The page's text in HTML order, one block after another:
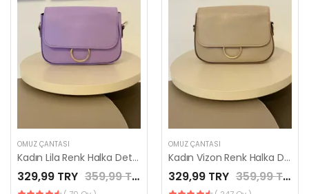
OMUZ ÇANTASI
Kadın Lila Renk Halka Detaylı Kutu Model El Çantası / LES MINORIA
329,99 TRY 359,99 TRY
OMUZ ÇANTASI
Kadın Vizon Renk Halka Detaylı Kutu Model El Çantası / LES MINORIA
329,99 TRY 359,99 TRY